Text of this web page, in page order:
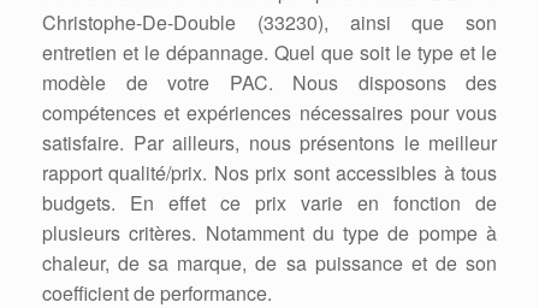
Christophe-De-Double (33230), ainsi que son
entretien et le dépannage. Quel que soit le type et le
modèle de votre PAC. Nous disposons des
compétences et expériences nécessaires pour vous
satisfaire. Par ailleurs, nous présentons le meilleur
rapport qualité/prix. Nos prix sont accessibles à tous
budgets. En effet ce prix varie en fonction de
plusieurs critères. Notamment du type de pompe à
chaleur, de sa marque, de sa puissance et de son
coefficient de performance.